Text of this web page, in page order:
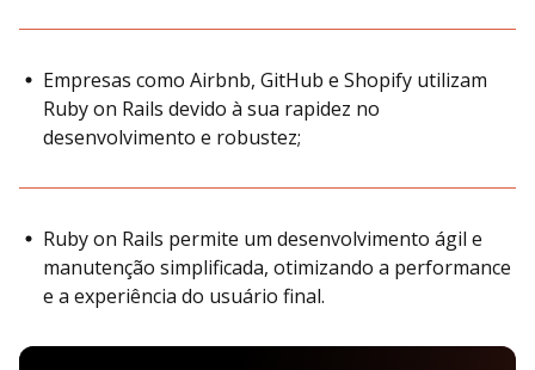
Empresas como Airbnb, GitHub e Shopify utilizam
Ruby on Rails devido à sua rapidez no
desenvolvimento e robustez;
Ruby on Rails permite um desenvolvimento ágil e
manutenção simplificada, otimizando a performance
e a experiência do usuário final.